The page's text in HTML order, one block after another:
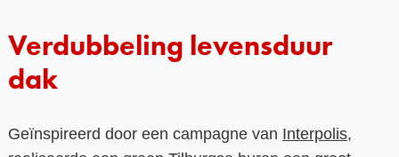
Verdubbeling levensduur
dak
Geïnspireerd door een campagne van Interpolis,